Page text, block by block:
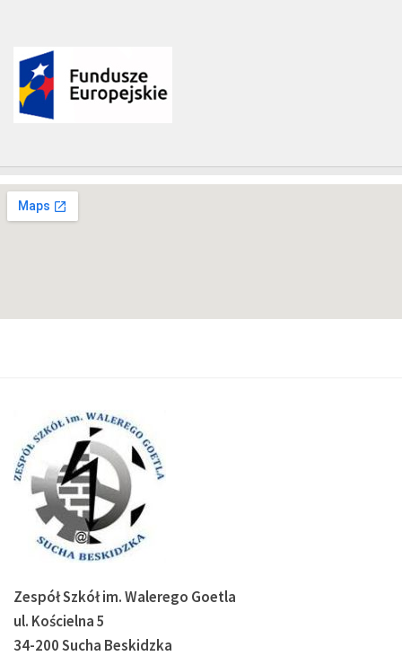
Zespół Szkół im. Walerego Goetla
ul. Kościelna 5
34-200 Sucha Beskidzka